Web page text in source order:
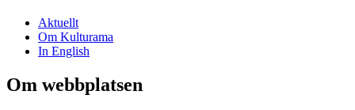
Aktuellt
Om Kulturama
In English
Om webbplatsen